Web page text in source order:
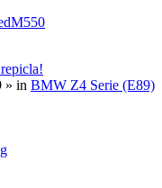
» in BMW Z4 Serie (E89)